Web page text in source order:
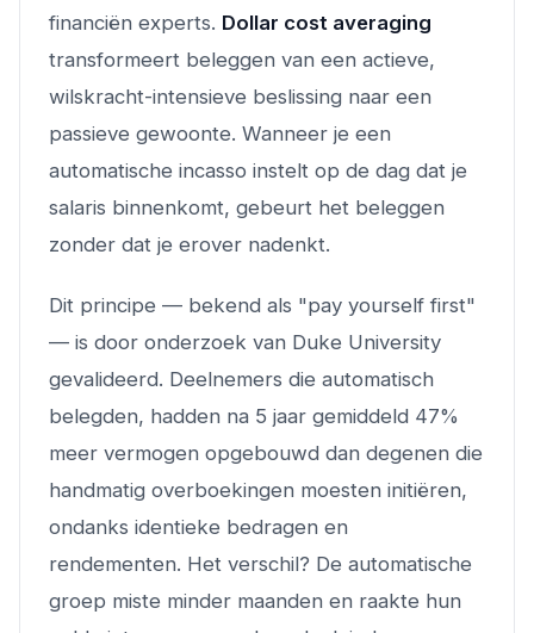
financiën experts. Dollar cost averaging
transformeert beleggen van een actieve,
wilskracht-intensieve beslissing naar een
passieve gewoonte. Wanneer je een
automatische incasso instelt op de dag dat je
salaris binnenkomt, gebeurt het beleggen
zonder dat je erover nadenkt.
Dit principe — bekend als "pay yourself first"
— is door onderzoek van Duke University
gevalideerd. Deelnemers die automatisch
belegden, hadden na 5 jaar gemiddeld 47%
meer vermogen opgebouwd dan degenen die
handmatig overboekingen moesten initiëren,
ondanks identieke bedragen en
rendementen. Het verschil? De automatische
groep miste minder maanden en raakte hun